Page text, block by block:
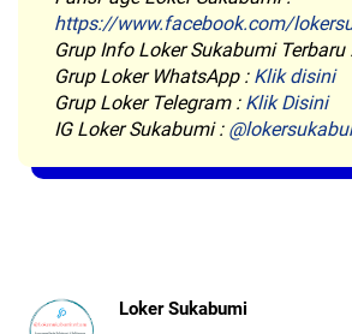
https://www.facebook.com/
Grup Info Loker Sukabumi Terbaru
Grup Loker WhatsApp : Klik disini
Grup Loker Telegram : Klik Disini
IG Loker Sukabumi :
Loker Sukabumi